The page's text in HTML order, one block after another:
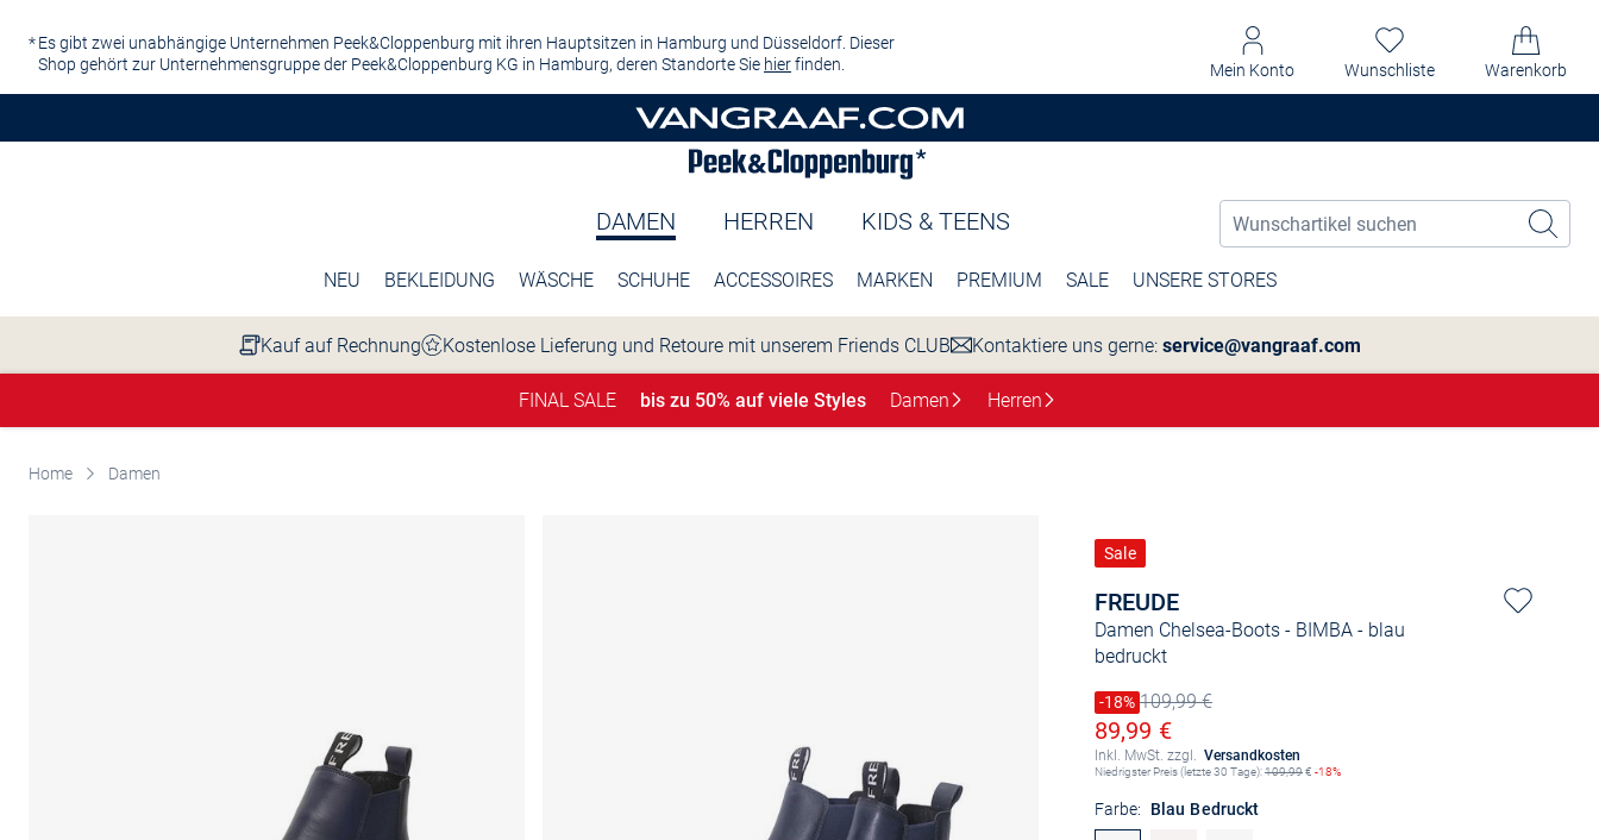
Es gibt zwei unabhängige Unternehmen Peek&Cloppenburg mit ihren Hauptsitzen in Hamburg und Düsseldorf. Dieser
Shop gehört zur Unternehmensgruppe der Peek&Cloppenburg KG in Hamburg, deren Standorte Sie hierfinden. Mein Konto Wunschliste Warenkorb
DAMEN HERREN KIDS & TEENS
NEU BEKLEIDUNG WÄSCHE SCHUHE ACCESSOIRES MARKEN PREMIUM SALE UNSERE STORES
Kauf auf Rechnung Kostenlose Lieferung und Retoure mit unserem Friends CLUB Kontaktiere uns gerne: service@vangraaf.com
FINAL SALE bis zu 50% auf viele Styles Damen Herren
Home Damen
FREUDE
Damen Chelsea-Boots - BIMBA- blau
bedruckt
Sale
Preis reduziert um
-18%
Alter Preis109,99 €
Ermäßigter Preis
89,99 €
Inkl. MwSt. zzgl. Versandkosten
Niedrigster Preis (letzte 30 Tage):109,99€ -18%
Farbe: Blau Bedruckt